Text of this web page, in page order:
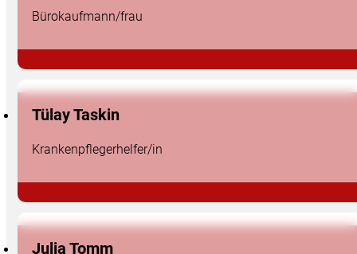
Bürokaufmann/frau
Tülay Taskin
Krankenpflegerhelfer/in
Julia Tomm